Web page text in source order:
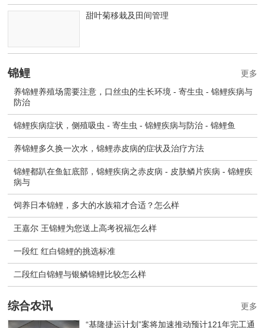
甜叶菊移栽及田间管理
锦鲤
养锦鲤养殖场需要注意，口丝虫的生长环境 - 寄生虫 - 锦鲤疾病与
防治
锦鲤疾病症状，侧殖吸虫 - 寄生虫 - 锦鲤疾病与防治 - 锦鲤鱼
养锦鲤多久换一次水，锦鲤赤皮病的症状及治疗方法
锦鲤都趴在鱼缸底部，锦鲤疾病之赤皮病 - 皮肤鳞片疾病 - 锦鲤疾
病与
饲养日本锦鲤，多大的水族箱才合适？怎么样
王嘉尔 王锦鲤为您送上高考祝福怎么样
一段红 红白锦鲤的挑选标准
二段红白锦鲤与银鳞锦鲤比较怎么样
更多
综合农讯
“基隆捷运计划”案将加速推动预计121年完工通
更多